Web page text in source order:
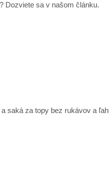
Dozviete sa v našom článku.
za topy bez rukávov a